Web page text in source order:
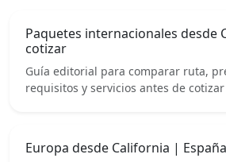
Paquetes internacionales desde
cotizar
Guía editorial para comparar ruta,
requisitos y servicios antes de
Europa desde California |